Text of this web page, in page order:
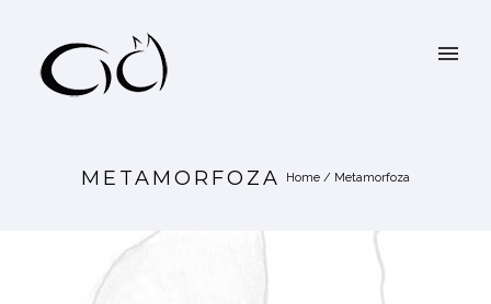
METAMORFOZA Home / Metamorfoza